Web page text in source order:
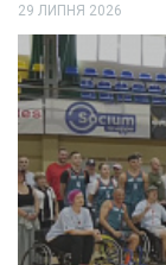
29 ЛИПНЯ 2026